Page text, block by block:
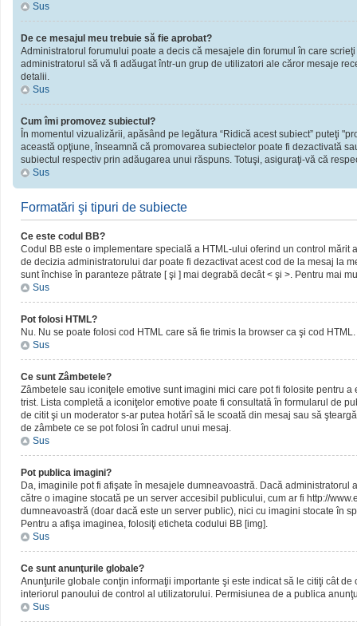
Sus
De ce mesajul meu trebuie să fie aprobat?
Administratorul forumului poate a decis că mesajele din forumul în care
administratorul să vă fi adăugat într-un grup de utilizatori ale căror mesaje
detalii.
Sus
Cum îmi promovez subiectul?
În momentul vizualizării, apăsând pe legătura “Ridică acest subiect” puteţi
această opţiune, înseamnă că promovarea subiectelor poate fi dezactivată
subiectul respectiv prin adăugarea unui răspuns. Totuşi, asiguraţi-vă că
Sus
Formatări şi tipuri de subiecte
Ce este codul BB?
Codul BB este o implementare specială a HTML-ului oferind un control
de decizia administratorului dar poate fi dezactivat acest cod de la mesaj la
sunt închise în paranteze pătrate [ şi ] mai degrabă decât < şi >. Pentru mai
Sus
Pot folosi HTML?
Nu. Nu se poate folosi cod HTML care să fie trimis la browser ca şi cod
Sus
Ce sunt Zâmbetele?
Zâmbetele sau iconiţele emotive sunt imagini mici care pot fi folosite pentru
trist. Lista completă a iconiţelor emotive poate fi consultată în formularul de
de citit şi un moderator s-ar putea hotărî să le scoată din mesaj sau să
de zâmbete ce se pot folosi în cadrul unui mesaj.
Sus
Pot publica imagini?
Da, imaginile pot fi afişate în mesajele dumneavoastră. Dacă
către o imagine stocată pe un server accesibil publicului, cum ar fi http://
dumneavoastră (doar dacă este un server public), nici cu imagini stocate în
Pentru a afişa imaginea, folosiţi eticheta codului BB [img].
Sus
Ce sunt anunţurile globale?
Anunţurile globale conţin informaţii importante şi este indicat să le citiţi cât
interiorul panoului de control al utilizatorului. Permisiunea de a publica
Sus